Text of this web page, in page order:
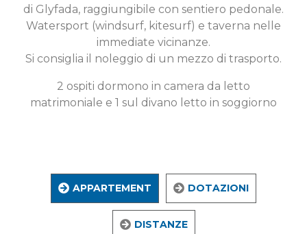
di Glyfada, raggiungibile con sentiero pedonale.
Watersport (windsurf, kitesurf) e taverna nelle
immediate vicinanze.
Si consiglia il noleggio di un mezzo di trasporto.
2 ospiti dormono in camera da letto
matrimoniale e 1 sul divano letto in soggiorno
APPARTEMENT DOTAZIONI
DISTANZE